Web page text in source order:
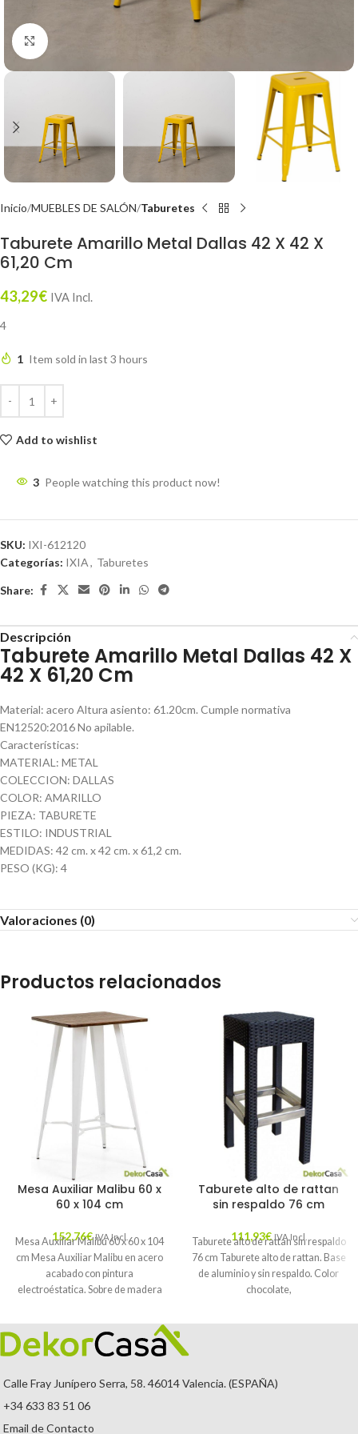
Click to enlarge
Inicio MUEBLES DE SALÓN Taburetes
Taburete Amarillo Metal Dallas 42 X 42 X
61,20 Cm
43,29€ IVA Incl.
4
1 Item sold in last 3 hours
Add to wishlist
3 People watching this product now!
SKU: IXI-612120
Categorías: IXIA, Taburetes
Share:
Descripción
Taburete Amarillo Metal Dallas 42 X
42 X 61,20 Cm
Material: acero Altura asiento: 61.20cm. Cumple normativa
EN12520:2016 No apilable.
Características:
MATERIAL: METAL
COLECCION: DALLAS
COLOR: AMARILLO
PIEZA: TABURETE
ESTILO: INDUSTRIAL
MEDIDAS: 42 cm. x 42 cm. x 61,2 cm.
PESO (KG): 4
Valoraciones (0)
Productos relacionados
Mesa Auxiliar Malibu 60 x
60 x 104 cm
152,76€ IVA Incl.
Mesa Auxiliar Malibu 60 x 60 x 104
cm Mesa Auxiliar Malibu en acero
acabado con pintura
electroéstatica. Sobre de madera
Taburete alto de rattan
sin respaldo 76 cm
111,93€ IVA Incl.
Taburete alto de rattan sin respaldo
76 cm Taburete alto de rattan. Base
de aluminio y sin respaldo. Color
chocolate,
Calle Fray Junípero Serra, 58. 46014 Valencia. (ESPAÑA)
+34 633 83 51 06
Email de Contacto